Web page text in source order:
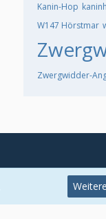
Kanin-Hop
W147 Hörstmar
Zwergwidder-